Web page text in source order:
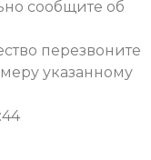
сообщите об
перезвоните
указанному